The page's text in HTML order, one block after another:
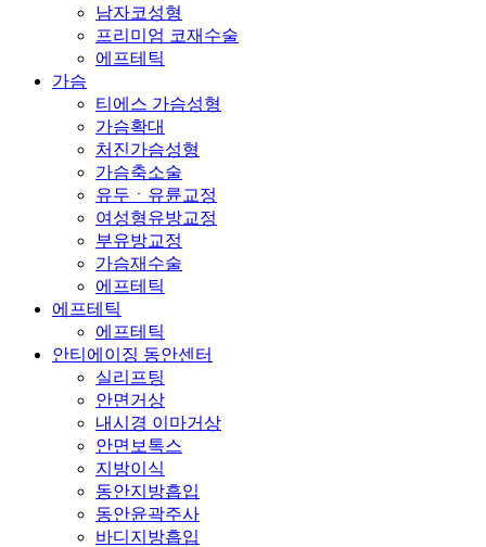
남자코성형
프리미엄 코재수술
에프테틱
가슴
티에스 가슴성형
가슴확대
처진가슴성형
가슴축소술
유두ㆍ유륜교정
여성형유방교정
부유방교정
가슴재수술
에프테틱
에프테틱
에프테틱
안티에이징 동안센터
실리프팅
안면거상
내시경 이마거상
안면보톡스
지방이식
동안지방흡입
동안윤곽주사
바디지방흡입